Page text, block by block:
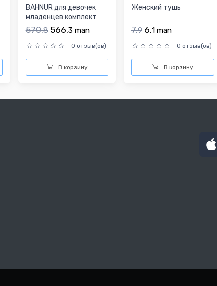
BAHNUR для девочек
младенцев комплект
одежды
570.8 566.3 man
0 отзыв(ов)
В корзину
Женский тушь
7.9 6.1 man
0 отзыв(ов)
В корзину